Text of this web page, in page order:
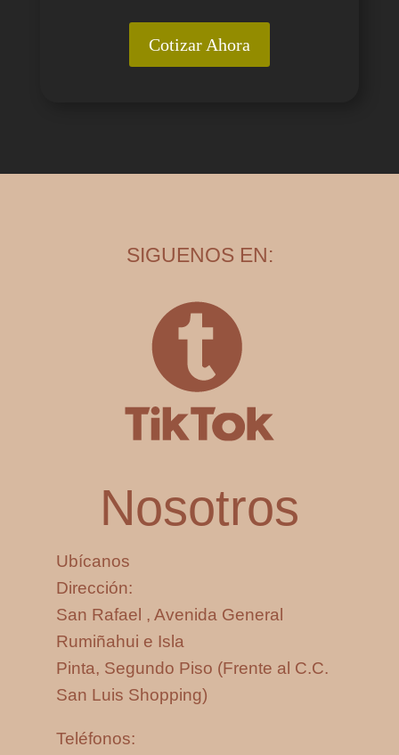
Cotizar Ahora
SIGUENOS EN:
Nosotros
Ubícanos
Dirección:
San Rafael , Avenida General
Rumiñahui e Isla
Pinta, Segundo Piso (Frente al C.C.
San Luis Shopping)
Teléfonos: